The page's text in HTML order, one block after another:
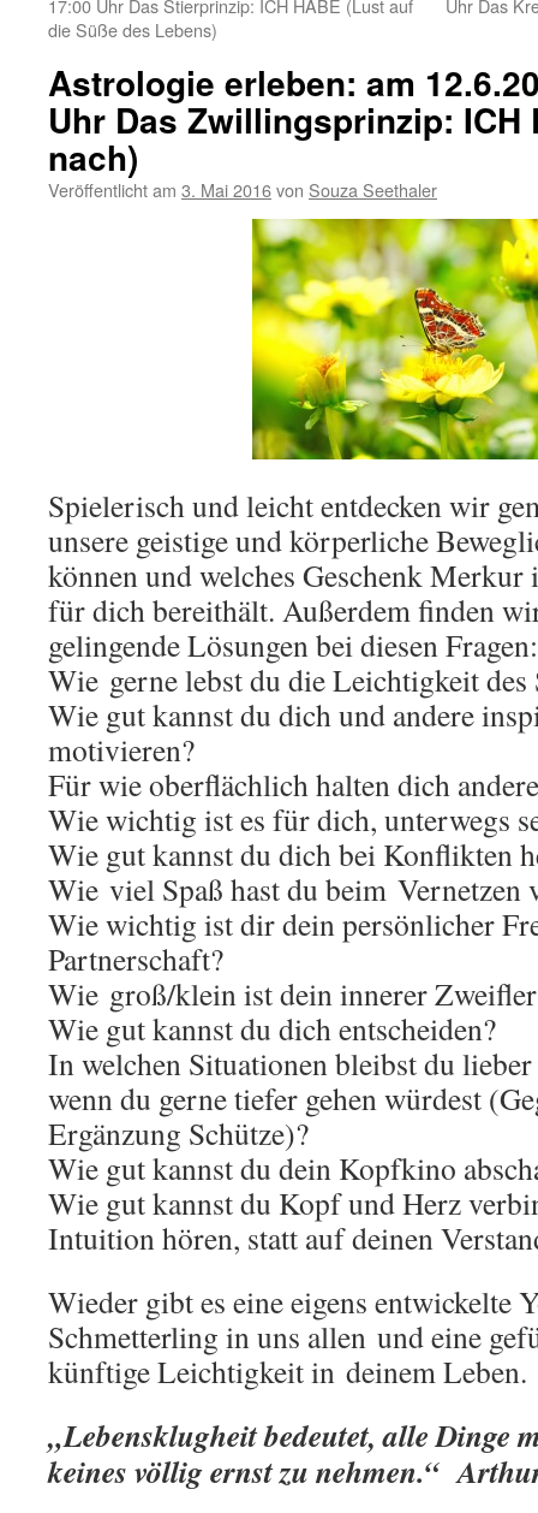
17:00 Uhr Das Stierprinzip: ICH HABE (Lust auf
die Süße des Lebens)
Uhr Das
Astrologie erleben: am
Uhr Das Zwillingsprinzip: ICH
nach)
Veröffentlicht am 3. Mai 2016von Souza Seethaler
Spielerisch und leicht entdecken wir
unsere geistige und körperliche
können und welches Geschenk
für dich bereithält. Außerdem finden
gelingende Lösungen bei diesen Fragen:
Wie gerne lebst du die Leichtigkeit des
Wie gut kannst du dich und andere
motivieren?
Für wie oberflächlich halten dich
Wie wichtig ist es für dich, unterwegs
Wie gut kannst du dich bei Konflikten
Wie viel Spaß hast du beim Vernetzen
Wie wichtig ist dir dein persönlicher
Partnerschaft?
Wie groß/klein ist dein innerer
Wie gut kannst du dich entscheiden?
In welchen Situationen bleibst du
wenn du gerne tiefer gehen würdest
Ergänzung Schütze)?
Wie gut kannst du dein Kopfkino
Wie gut kannst du Kopf und Herz
Intuition hören, statt auf deinen
Wieder gibt es eine eigens entwickelte
Schmetterling in uns allen und eine
künftige Leichtigkeit in deinem Leben.
„Lebensklugheit bedeutet, alle Dinge
keines völlig ernst zu nehmen.“